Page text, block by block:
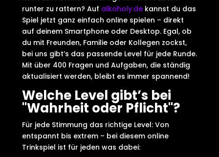
runter zu rattern? Auf alkoholy.dekannst du das
Spiel jetzt ganz einfach online spielen – direkt
auf deinem Smartphone oder Desktop. Egal, ob
du mit Freunden, Familie oder Kollegen zockst,
bei uns gibt’s das passende Level für jede Runde.
Mit über 400 Fragen und Aufgaben, die ständig
aktualisiert werden, bleibt es immer spannend!
Welche Level gibt’s bei
"Wahrheit oder Pflicht"?
Für jede Stimmung das richtige Level: Von
entspannt bis extrem – bei diesem online
Trinkspiel ist für jeden was dabei: